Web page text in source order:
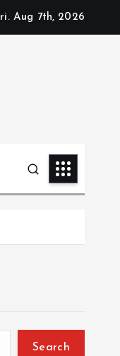
Aug 7th, 2026
Search